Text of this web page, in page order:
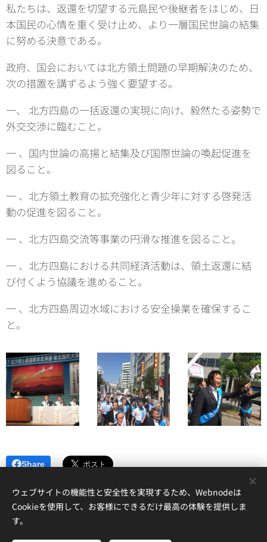
私たちは、返還を切望する元島民や後継者をはじめ、日
本国民の心情を重く受け止め、より一層国民世論の結集
に努める決意である。
政府、国会においては北方領土問題の早期解決のため、
次の措置を講ずるよう強く要望する。
一、 北方四島の一括返還の実現に向け、毅然たる姿勢で
外交交渉に臨むこと。
一 、国内世論の高揚と結集及び国際世論の喚起促進を
図ること。
一 、北方領土教育の拡充強化と青少年に対する啓発活
動の促進を図ること。
一 、北方四島交流等事業の円滑な推進を図ること。
一 、北方四島における共同経済活動は、領土返還に結
び付くよう協議を進めること。
一 、北方四島周辺水域における安全操業を確保するこ
と。
Share
ウェブサイトの機能性と安全性を実現するため、Webnodeは
Cookieを使用して、お客様にできるだけ最高の体験を提供しま
す。